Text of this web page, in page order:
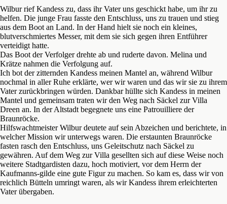
Wilbur rief Kandess zu, dass ihr Vater uns geschickt habe, um ihr zu
helfen. Die junge Frau fasste den Entschluss, uns zu trauen und stieg
aus dem Boot an Land. In der Hand hielt sie noch ein kleines,
blutverschmiertes Messer, mit dem sie sich gegen ihren Entführer
verteidigt hatte.
Das Boot der Verfolger drehte ab und ruderte davon. Melina und
Krätze nahmen die Verfolgung auf.
Ich bot der zitternden Kandess meinen Mantel an, während Wilbur
nochmal in aller Ruhe erklärte, wer wir waren und das wir sie zu ihrem
Vater zurückbringen würden. Dankbar hüllte sich Kandess in meinen
Mantel und gemeinsam traten wir den Weg nach Säckel zur Villa
Dreen an. In der Altstadt begegnete uns eine Patrouilliere der
Braunröcke.
Hilfswachtmeister Wilbur deutete auf sein Abzeichen und berichtete, in
welcher Mission wir unterwegs waren. Die erstaunten Braunröcke
fasten rasch den Entschluss, uns Geleitschutz nach Säckel zu
gewähren. Auf dem Weg zur Villa gesellten sich auf diese Weise noch
weitere Stadtgardisten dazu, hoch motiviert, vor dem Herrn der
Kaufmanns-gilde eine gute Figur zu machen. So kam es, dass wir von
reichlich Bütteln umringt waren, als wir Kandess ihrem erleichterten
Vater übergaben.